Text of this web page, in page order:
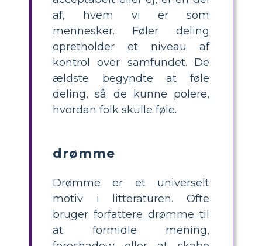
af, hvem vi er som
mennesker. Føler deling
opretholder et niveau af
kontrol over samfundet. De
ældste begyndte at føle
deling, så de kunne polere,
hvordan folk skulle føle.
drømme
Drømme er et universelt
motiv i litteraturen. Ofte
bruger forfattere drømme til
at formidle mening,